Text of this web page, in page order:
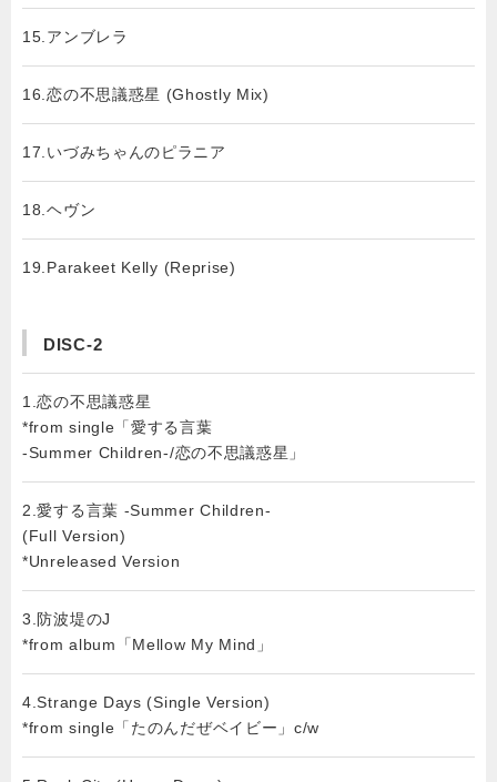
15.アンブレラ
16.恋の不思議惑星 (Ghostly Mix)
17.いづみちゃんのピラニア
18.ヘヴン
19.Parakeet Kelly (Reprise)
DISC-2
1.恋の不思議惑星
*from single「愛する言葉
-Summer Children-/恋の不思議惑星」
2.愛する言葉 -Summer Children-
(Full Version)
*Unreleased Version
3.防波堤のJ
*from album「Mellow My Mind」
4.Strange Days (Single Version)
*from single「たのんだぜベイビー」c/w